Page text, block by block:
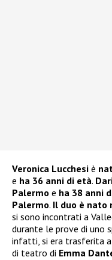
Veronica Lucchesi è
e ha 36 anni di età.
Palermo e ha 38 anni
Palermo. Il duo è nato
si sono incontrati a
durante le prove di uno
infatti, si era trasferita
di teatro di Emma